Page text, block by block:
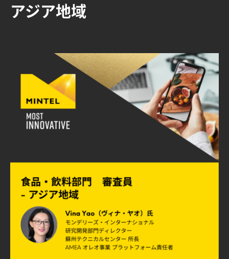
アジア地域